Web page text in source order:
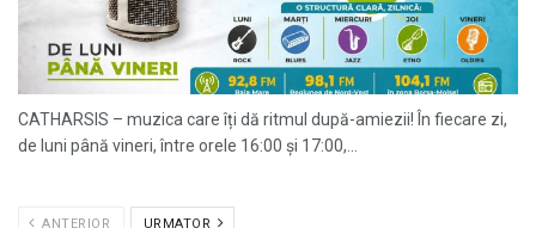
CATHARSIS – muzica care îți dă ritmul după-amiezii! În fiecare zi,
de luni până vineri, între orele 16:00 și 17:00,...
ANTERIOR URMATOR